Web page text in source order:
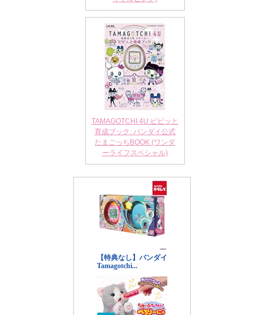
TAMAGOTCHI 4U ピピッと
育成ブック: バンダイ公式
たまごっちBOOK (ワンダ
ーライフスペシャル)